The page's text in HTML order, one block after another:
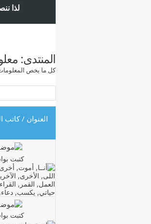
لذا
المنتدى:
كل ما يخص
العنوان /كاتب
كتبت
كتبت